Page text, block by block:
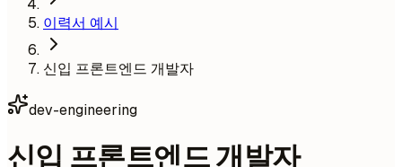
이력서 예시
신입 프론트엔드 개발자
dev-engineering
신입 프론트엔드 개발자